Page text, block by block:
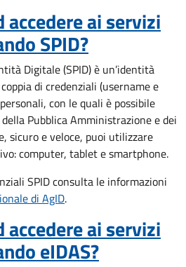
accedere ai servizi
SPID?
Digitale (SPID) è un’identità
di credenziali (username e
con le quali è possibile
Pubblica Amministrazione e dei
sicuro e veloce, puoi utilizzare
computer, tablet e smartphone.
SPID consulta le informazioni
di AgID.
accedere ai servizi
eIDAS?